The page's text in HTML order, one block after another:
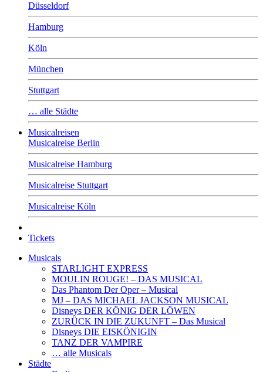
Düsseldorf
Hamburg
Köln
München
Stuttgart
… alle Städte
Musicalreisen
Musicalreise Berlin
Musicalreise Hamburg
Musicalreise Stuttgart
Musicalreise Köln
Tickets
Musicals
STARLIGHT EXPRESS
MOULIN ROUGE! – DAS MUSICAL
Das Phantom Der Oper – Musical
MJ – DAS MICHAEL JACKSON MUSICAL
Disneys DER KÖNIG DER LÖWEN
ZURÜCK IN DIE ZUKUNFT – Das Musical
Disneys DIE EISKÖNIGIN
TANZ DER VAMPIRE
… alle Musicals
Städte